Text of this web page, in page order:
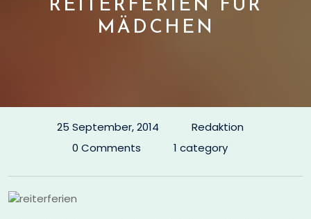
REITERFERIEN FÜR
MÄDCHEN
25 September, 2014
Redaktion
0 Comments
1 category